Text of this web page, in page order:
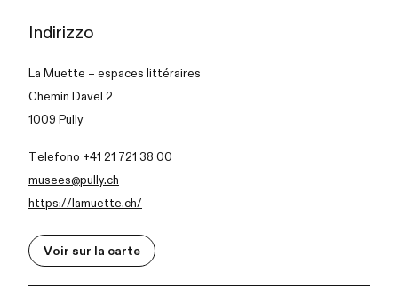
Indirizzo
La Muette – espaces littéraires
Chemin Davel 2
1009 Pully
Telefono +41 21 721 38 00
musees@pully.ch
https://lamuette.ch/
Voir sur la carte